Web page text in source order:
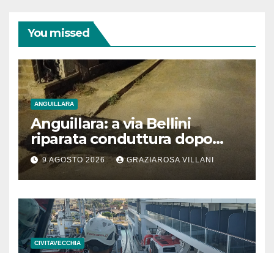
You missed
ANGUILLARA
Anguillara: a via Bellini
riparata conduttura dopo
segnalazione IdD
9 AGOSTO 2026 GRAZIAROSA VILLANI
CIVITAVECCHIA